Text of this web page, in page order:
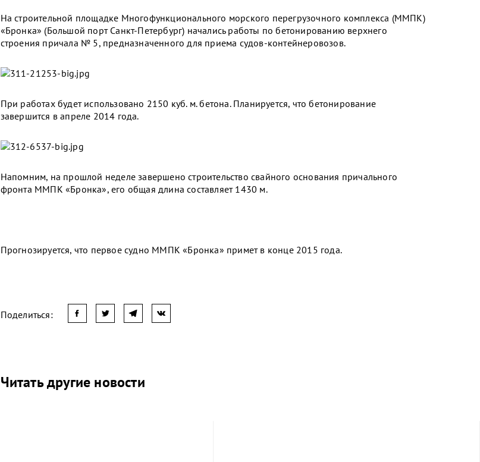
На строительной площадке Многофункционального морского перегрузочного комплекса (ММПК)
«Бронка» (Большой порт Санкт-Петербург) начались работы по бетонированию верхнего
строения причала № 5, предназначенного для приема судов-контейнеровозов.
При работах будет использовано 2150 куб. м. бетона. Планируется, что бетонирование
завершится в апреле 2014 года.
Напомним, на прошлой неделе завершено строительство свайного основания причального
фронта ММПК «Бронка», его общая длина составляет 1430 м.
Прогнозируется, что первое судно ММПК «Бронка» примет в конце 2015 года.
Поделиться:
Читать другие новости